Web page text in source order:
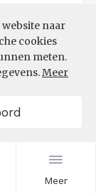
Meer
naar
cookies
meten.
Meer